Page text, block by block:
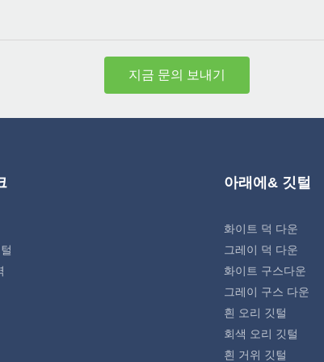
지금 문의 보내기
아래에& 깃털
화이트 덕 다운
그레이 덕 다운
화이트 구스다운
그레이 구스 다운
흰 오리 깃털
회색 오리 깃털
흰 거위 깃털